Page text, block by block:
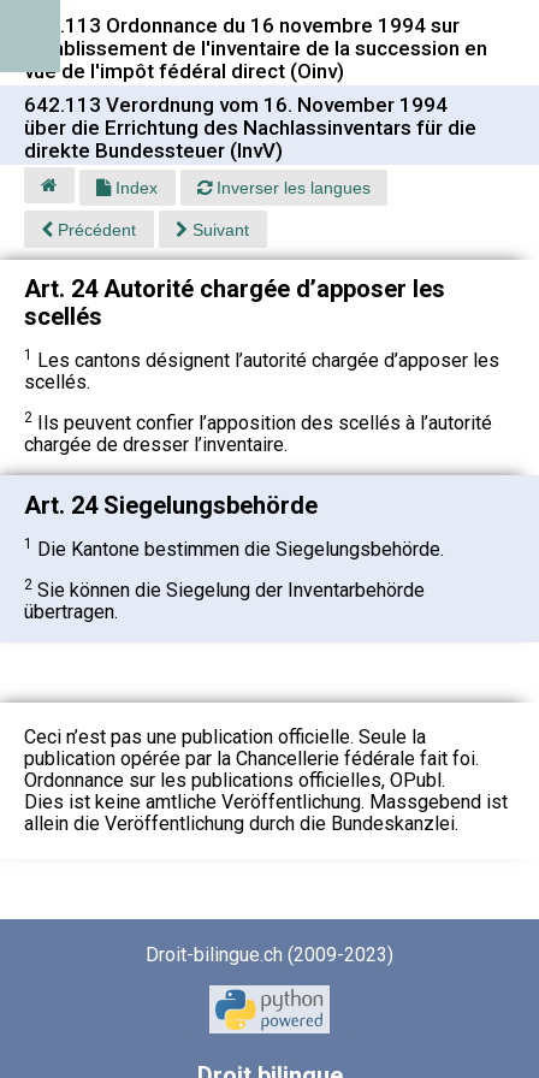
642.113 Ordonnance du 16 novembre 1994 sur
l'établissement de l'inventaire de la succession en
vue de l'impôt fédéral direct (Oinv)
642.113 Verordnung vom 16. November 1994
über die Errichtung des Nachlassinventars für die
direkte Bundessteuer (InvV)
Index Inverser les langues
Précédent Suivant
Art. 24 Autorité chargée d’apposer les
scellés
1 Les cantons désignent l’autorité chargée d’apposer les
scellés.
2 Ils peuvent confier l’apposition des scellés à l’autorité
chargée de dresser l’inventaire.
Art. 24 Siegelungsbehörde
1 Die Kantone bestimmen die Siegelungsbehörde.
2 Sie können die Siegelung der Inventarbehörde
übertragen.
Ceci n’est pas une publication officielle. Seule la
publication opérée par la Chancellerie fédérale fait foi.
Ordonnance sur les publications officielles, OPubl.
Dies ist keine amtliche Veröffentlichung. Massgebend ist
allein die Veröffentlichung durch die Bundeskanzlei.
Droit-bilingue.ch (2009-2023)